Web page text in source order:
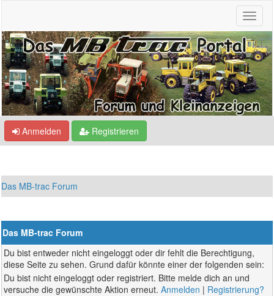
Anmelden Registrieren
Das MB-trac Forum
Das MB-trac Forum
Du bist entweder nicht eingeloggt oder dir fehlt die Berechtigung,
diese Seite zu sehen. Grund dafür könnte einer der folgenden sein:
Du bist nicht eingeloggt oder registriert. Bitte melde dich an und
versuche die gewünschte Aktion erneut.Anmelden | Registrierung?